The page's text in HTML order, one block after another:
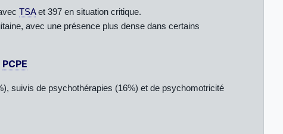
TSAet 397 en situation critique.
avec une présence plus dense dans certains
PCPE
suivis de psychothérapies (16%) et de psychomotricité